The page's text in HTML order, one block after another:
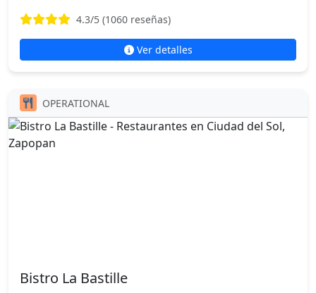
4.3/5 (1060 reseñas)
Ver detalles
OPERATIONAL
Bistro La Bastille